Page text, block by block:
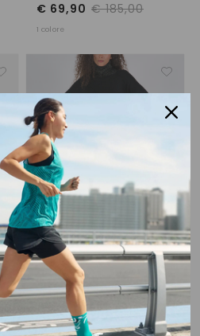
€ 185,00
€ 69,90
1 colore
YES ZEE
Abito A Collo Alto Lurex
€ 59,90